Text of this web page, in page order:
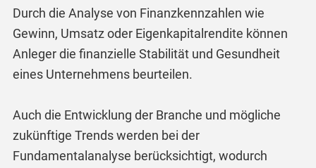
Durch die Analyse von Finanzkennzahlen wie
Gewinn, Umsatz oder Eigenkapitalrendite können
Anleger die finanzielle Stabilität und Gesundheit
eines Unternehmens beurteilen.
Auch die Entwicklung der Branche und mögliche
zukünftige Trends werden bei der
Fundamentalanalyse berücksichtigt, wodurch